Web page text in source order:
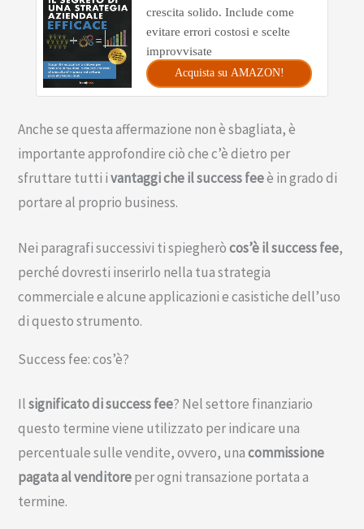
crescita solido. Include come
evitare errori costosi e scelte
improvvisate
Acquista su AMAZON!
Anche se questa affermazione non è sbagliata, è
importante approfondire ciò che c’è dietro per
sfruttare tutti ivantaggi che il success feeè in grado di
portare al proprio business.
Nei paragrafi successivi ti spiegheròcos’è il success fee,
perché dovresti inserirlo nella tua strategia
commerciale e alcune applicazioni e casistiche dell’uso
di questo strumento.
Success fee: cos’è?
Ilsignificato di success fee? Nel settore finanziario
questo termine viene utilizzato per indicare una
percentuale sulle vendite, ovvero, unacommissione
pagata al venditoreper ogni transazione portata a
termine.